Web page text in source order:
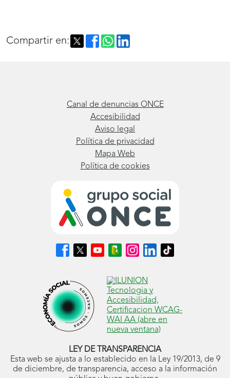
Compartir en:
Canal de denuncias ONCE
Accesibilidad
Aviso legal
Política de privacidad
Mapa Web
Política de cookies
Síguenos
en
abrirá
en
ventana
nueva)
Síguenos
en
abrirá
en
ventana
nueva)
Síguenos
en
abrirá
en
ventana
nueva)
Síguenos
en
Blog
ONCE
(se
abrirá
en
ventana
nueva)
Síguenos
en
(se
abrirá
en
ventana
nueva)
Síguenos
en
(se
abrirá
en
ventana
nueva)
Síguenos
en
ventana
nueva)
LEY DE TRANSPARENCIA
Esta web se ajusta a lo establecido en la Ley 19/2013, de 9
de diciembre, de transparencia, acceso a la información